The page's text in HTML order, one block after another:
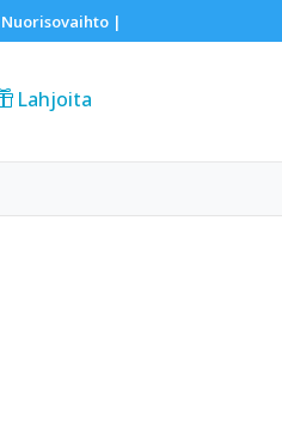
Nuorisovaihto|
Lahjoita